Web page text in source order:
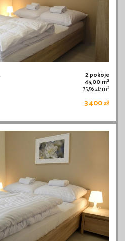
2 pokoje
45,00 m2
75,56 zł/m2
3 400 zł